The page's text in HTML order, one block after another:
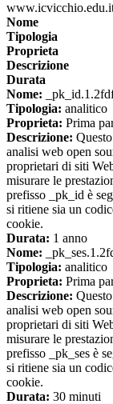
Nome
Tipologia
Proprieta
Descrizione
Durata
Nome:
Tipologia: analitico
Proprieta: Prima
Descrizione:
analisi web open
proprietari di siti
misurare le
prefisso _pk_id è
si ritiene sia un
cookie.
Durata: 1 anno
Nome:
Tipologia: analitico
Proprieta: Prima
Descrizione:
analisi web open
proprietari di siti
misurare le
prefisso _pk_ses è
si ritiene sia un
cookie.
Durata: 30 minuti